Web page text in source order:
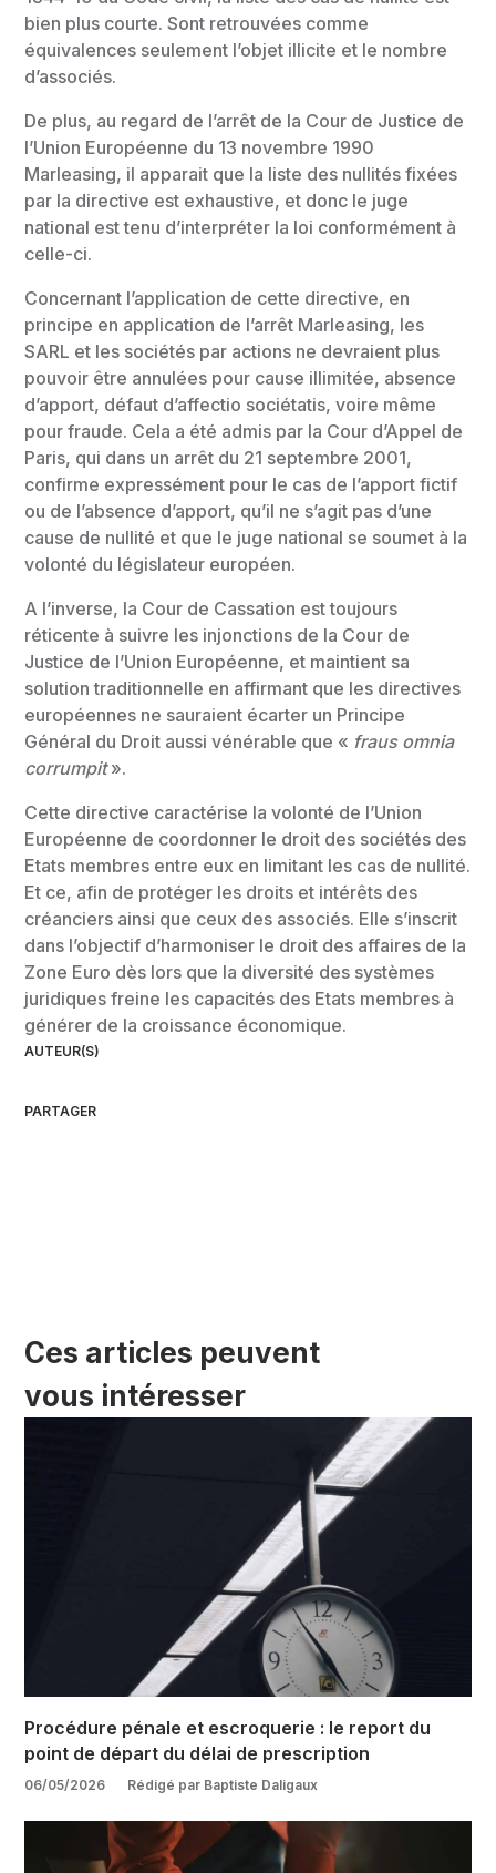
AUTEUR(S)
PARTAGER
bien plus courte. Sont retrouvées comme
équivalences seulement l’objet illicite et le nombre
d’associés.
De plus, au regard de l’arrêt de la Cour de Justice de
l’Union Européenne du 13 novembre 1990
Marleasing, il apparait que la liste des nullités fixées
par la directive est exhaustive, et donc le juge
national est tenu d’interpréter la loi conformément à
celle-ci.
Concernant l’application de cette directive, en
principe en application de l’arrêt Marleasing, les
SARL et les sociétés par actions ne devraient plus
pouvoir être annulées pour cause illimitée, absence
d’apport, défaut d’affectio sociétatis, voire même
pour fraude. Cela a été admis par la Cour d’Appel de
Paris, qui dans un arrêt du 21 septembre 2001,
confirme expressément pour le cas de l’apport fictif
ou de l’absence d’apport, qu’il ne s’agit pas d’une
cause de nullité et que le juge national se soumet à la
volonté du législateur européen.
A l’inverse, la Cour de Cassation est toujours
réticente à suivre les injonctions de la Cour de
Justice de l’Union Européenne, et maintient sa
solution traditionnelle en affirmant que les directives
européennes ne sauraient écarter un Principe
Général du Droit aussi vénérable que « fraus omnia
corrumpit».
Cette directive caractérise la volonté de l’Union
Européenne de coordonner le droit des sociétés des
Etats membres entre eux en limitant les cas de nullité.
Et ce, afin de protéger les droits et intérêts des
créanciers ainsi que ceux des associés. Elle s’inscrit
dans l’objectif d’harmoniser le droit des affaires de la
Zone Euro dès lors que la diversité des systèmes
juridiques freine les capacités des Etats membres à
générer de la croissance économique.
Ces articles peuvent
vous intéresser
Procédure pénale et escroquerie : le report du
point de départ du délai de prescription
06/05/2026 Rédigé par Baptiste Daligaux